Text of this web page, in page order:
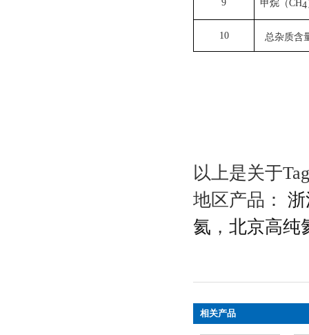
9 甲烷（CH4
10 总杂质含
以上是关于
地区产品：
氦 ， 北京高纯
相关产品